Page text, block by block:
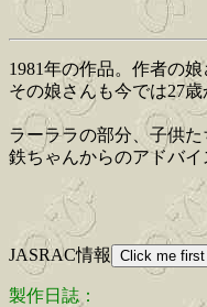
1981年の作品。作者の
その娘さんも今では27歳
ラーララの部分、子供
鉄ちゃんからのアドバイ
JASRAC情報
製作日誌：